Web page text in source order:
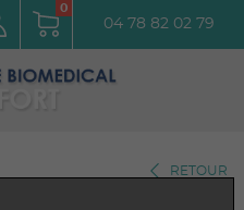
0
04 78 82 02 79
RETOUR